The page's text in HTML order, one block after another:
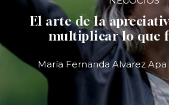
El arte de la
multiplicar lo que
María Fernanda Alvarez Apa